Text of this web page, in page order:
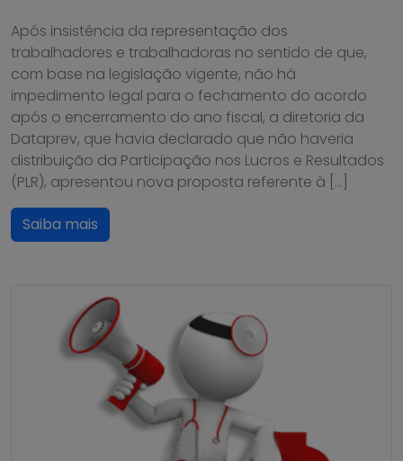
Após insistência da representação dos
trabalhadores e trabalhadoras no sentido de que,
com base na legislação vigente, não há
impedimento legal para o fechamento do acordo
após o encerramento do ano fiscal, a diretoria da
Dataprev, que havia declarado que não haveria
distribuição da Participação nos Lucros e Resultados
(PLR), apresentou nova proposta referente à […]
Saiba mais